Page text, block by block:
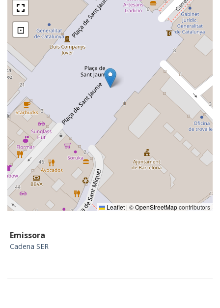
⊡
Leaflet | ©OpenStreetMapcontributors
Emissora
Cadena SER